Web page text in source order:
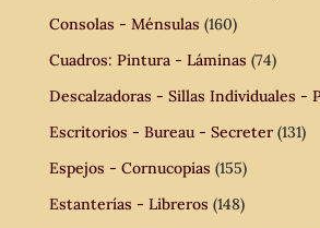
Consolas - Ménsulas (160)
Cuadros: Pintura - Láminas (74)
Descalzadoras - Sillas Individuales -
Escritorios - Bureau - Secreter (131)
Espejos - Cornucopias (155)
Estanterías - Libreros (148)